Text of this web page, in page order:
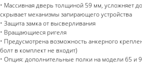
• Массивная дверь толщиной 59 мм, усложняет
скрывает механизмы запирающего устройства
• Защита замка от высверливания
• Вращающиеся ригеля
• Предусмотрена возможность анкерного
болт в комплект не входит)
• Опция: дополнительные полки на модели 65 и